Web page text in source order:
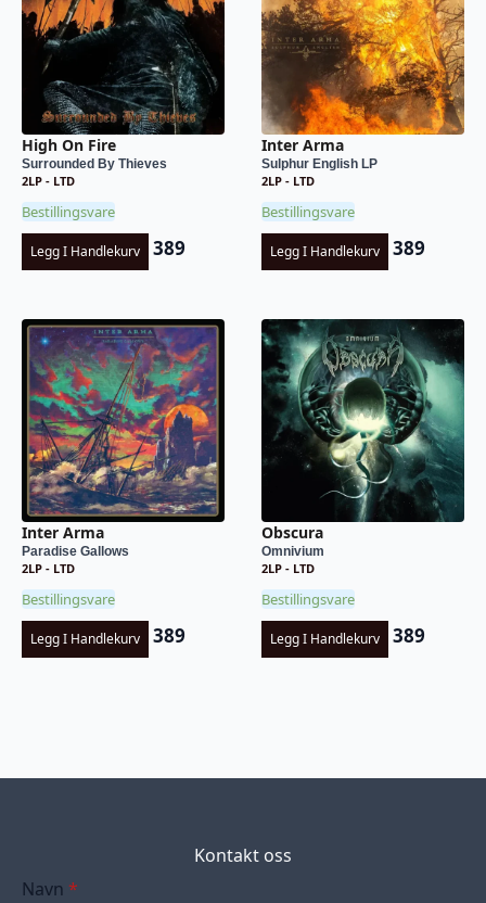
High On Fire
Surrounded By Thieves
2LP - LTD
Bestillingsvare
Legg I Handlekurv 389
Inter Arma
Sulphur English LP
2LP - LTD
Bestillingsvare
Legg I Handlekurv 389
Inter Arma
Paradise Gallows
2LP - LTD
Bestillingsvare
Legg I Handlekurv 389
Obscura
Omnivium
2LP - LTD
Bestillingsvare
Legg I Handlekurv 389
Kontakt oss
Navn *